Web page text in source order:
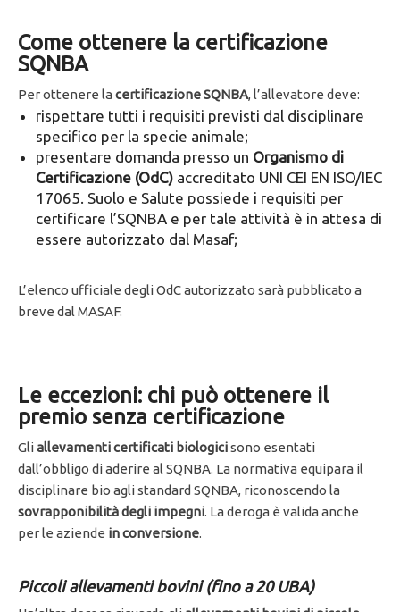
Come ottenere la certificazione
SQNBA
Per ottenere lacertificazione SQNBA, l’allevatore deve:
rispettare tutti i requisiti previsti dal disciplinare
specifico per la specie animale;
presentare domanda presso un Organismo di
Certificazione (OdC) accreditato UNI CEI EN ISO/IEC
17065. Suolo e Salute possiede i requisiti per
certificare l’SQNBA e per tale attività è in attesa di
essere autorizzato dal Masaf;
L’elenco ufficiale degli OdC autorizzato sarà pubblicato a
breve dal MASAF.
Le eccezioni: chi può ottenere il
premio senza certificazione
Gliallevamenti certificati biologicisono esentati
dall’obbligo di aderire al SQNBA. La normativa equipara il
disciplinare bio agli standard SQNBA, riconoscendo la
sovrapponibilità degli impegni. La deroga è valida anche
per le aziende in conversione.
Piccoli allevamenti bovini (fino a 20 UBA)